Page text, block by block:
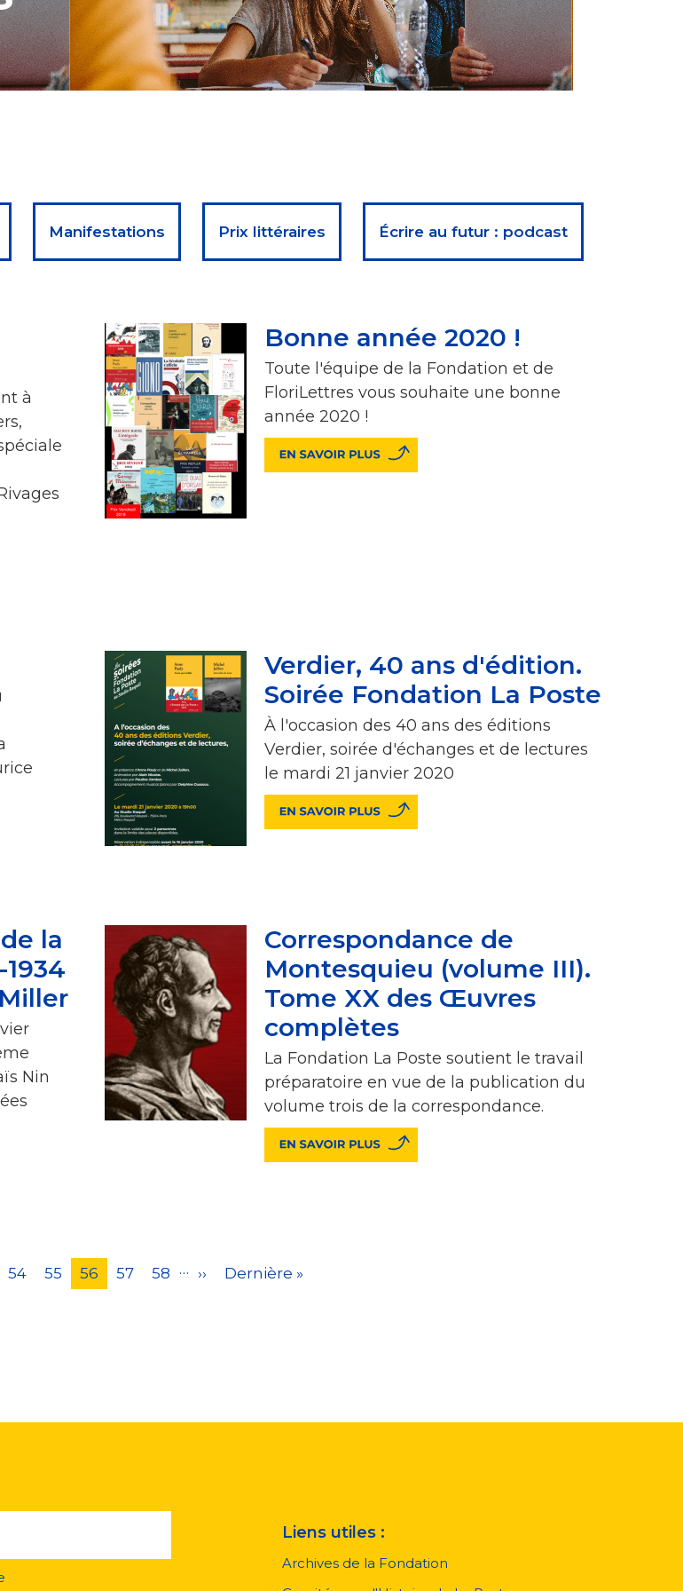
Manifestations Prix littéraires Écrire au futur : podcast
à
Bonne année 2020 !
Toute l'équipe de la Fondation et de
FloriLettres vous souhaite une bonne
année 2020 !
Verdier, 40 ans d'édition.
Soirée Fondation La Poste
À l'occasion des 40 ans des éditions
Verdier, soirée d'échanges et de lectures
le mardi 21 janvier 2020
la
Nin
Correspondance de
Montesquieu (volume III).
Tome XX des Œuvres
complètes
La Fondation La Poste soutient le travail
préparatoire en vue de la publication du
volume trois de la correspondance.
Page
54 Page
55
Page
courante
56 Page
57 Page
58 … Page
››
Dernière
Dernière »
Liens utiles :
Archives de la Fondation